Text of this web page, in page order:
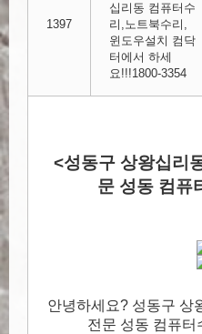
1397
십리동 컴퓨터수
리,노트북수리,
윈도우설치 컴닥
터에서 하세
요!!!1800-3354
<성동구 상왕십리
문 성동 컴퓨
안녕하세요? 성동구 상
전문 성동 컴퓨터